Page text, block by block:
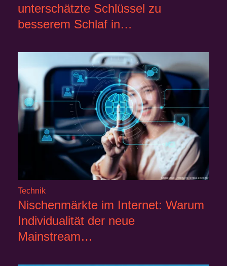
unterschätzte Schlüssel zu
besserem Schlaf in…
Technik
Nischenmärkte im Internet: Warum
Individualität der neue
Mainstream…